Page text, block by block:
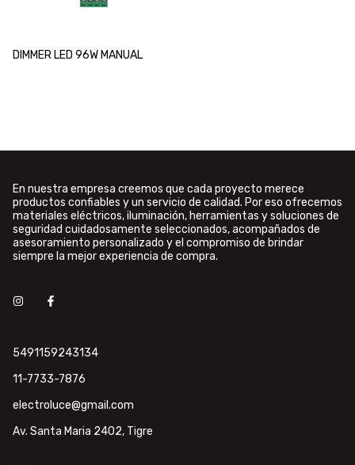
DIMMER LED 96W MANUAL
En nuestra empresa creemos que cada proyecto merece
productos confiables y un servicio de calidad. Por eso ofrecemos
materiales eléctricos, iluminación, herramientas y soluciones de
seguridad cuidadosamente seleccionados, acompañados de
asesoramiento personalizado y el compromiso de brindar
siempre la mejor experiencia de compra.
5491159243134
11-7733-7876
electroluce@gmail.com
Av. Santa Maria 2402, Tigre